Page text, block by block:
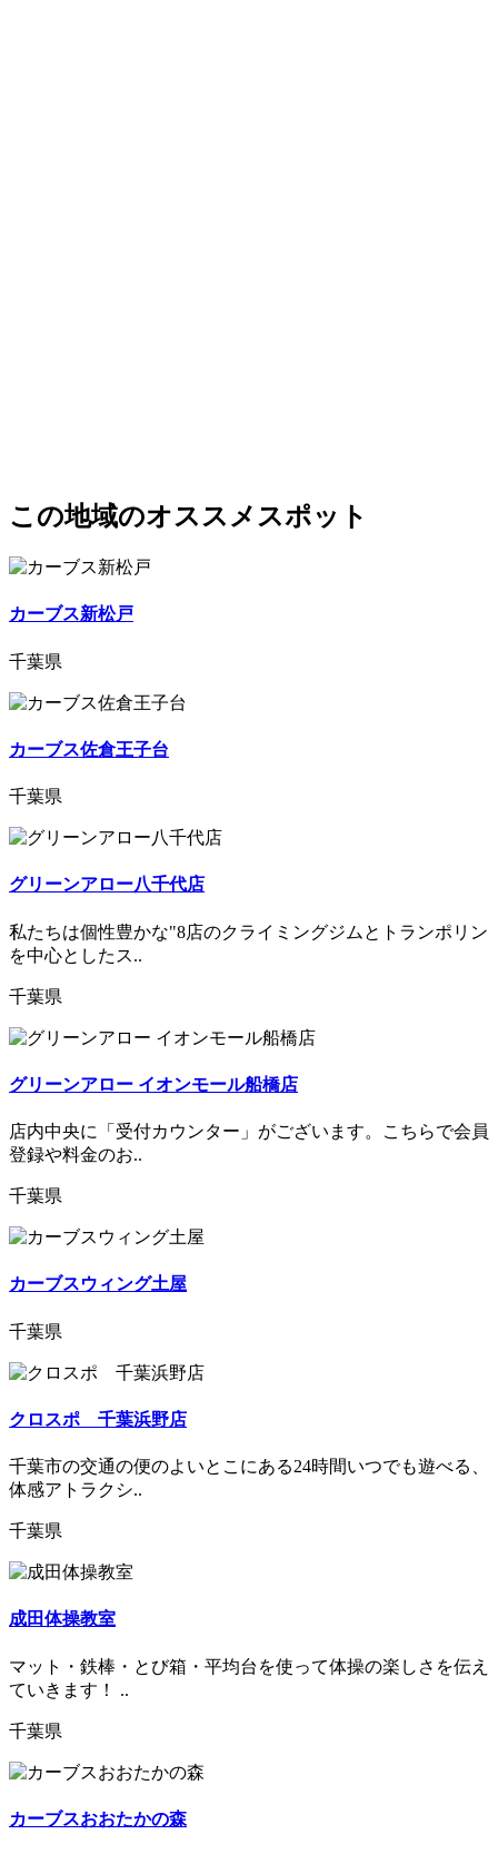
この地域のオススメスポット
カーブス新松戸
千葉県
カーブス佐倉王子台
千葉県
グリーンアロー八千代店
私たちは個性豊かな"8店のクライミングジムとトランポリン
を中心としたス..
千葉県
グリーンアロー イオンモール船橋店
店内中央に「受付カウンター」がございます。こちらで会員
登録や料金のお..
千葉県
カーブスウィング土屋
千葉県
クロスポ 千葉浜野店
千葉市の交通の便のよいとこにある24時間いつでも遊べる、
体感アトラクシ..
千葉県
成田体操教室
マット・鉄棒・とび箱・平均台を使って体操の楽しさを伝え
ていきます！ ..
千葉県
カーブスおおたかの森